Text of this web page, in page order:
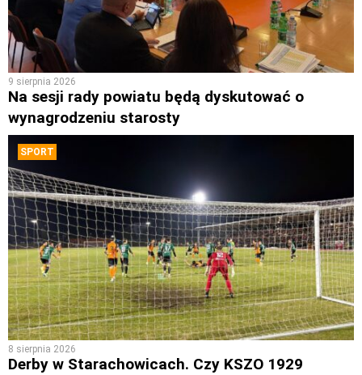
9 sierpnia 2026
Na sesji rady powiatu będą dyskutować o
wynagrodzeniu starosty
SPORT
8 sierpnia 2026
Derby w Starachowicach. Czy KSZO 1929